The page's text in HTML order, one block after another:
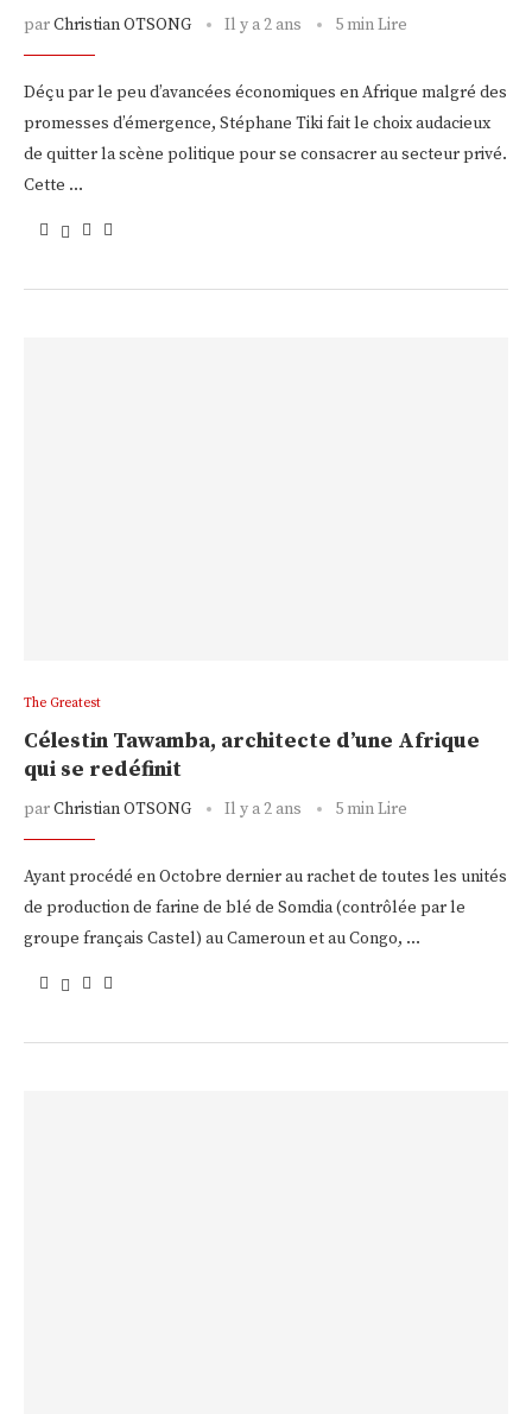
parChristian OTSONG Il y a 2 ans 5 min Lire
Déçu par le peu d’avancées économiques en Afrique malgré des
promesses d’émergence, Stéphane Tiki fait le choix audacieux
de quitter la scène politique pour se consacrer au secteur privé.
Cette …
The Greatest
Célestin Tawamba, architecte d’une Afrique
qui se redéfinit
parChristian OTSONG Il y a 2 ans 5 min Lire
Ayant procédé en Octobre dernier au rachet de toutes les unités
de production de farine de blé de Somdia (contrôlée par le
groupe français Castel) au Cameroun et au Congo, …